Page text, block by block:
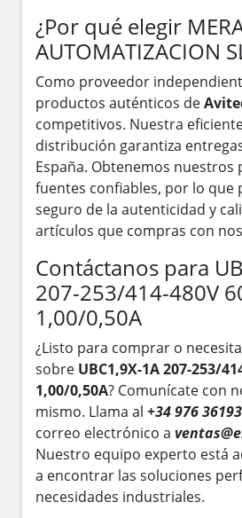
¿Por qué elegir
AUTOMATIZACION
Como proveedor
productos auténticos de
competitivos. Nuestra
distribución garantiza
España. Obtenemos nuestros
fuentes confiables, por lo que
seguro de la autenticidad y
artículos que compras con
Contáctanos para
207-253/414-480V
1,00/0,50A
¿Listo para comprar o
sobre UBC1,9X-1A 207-253/
1,00/0,50A? Comunícate con
mismo. Llama al +34 976
correo electrónico a
Nuestro equipo experto está
a encontrar las soluciones
necesidades industriales.